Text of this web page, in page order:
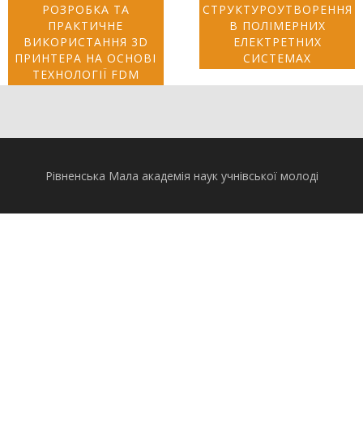
РОЗРОБКА ТА
ПРАКТИЧНЕ
ВИКОРИСТАННЯ 3D
ПРИНТЕРА НА ОСНОВІ
ТЕХНОЛОГІЇ FDM
СТРУКТУРОУТВОРЕННЯ
В ПОЛІМЕРНИХ
ЕЛЕКТРЕТНИХ
СИСТЕМАХ
Рівненська Мала академія наук учнівської молоді